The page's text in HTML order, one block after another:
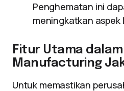
Penghematan ini
meningkatkan aspek
Fitur Utama
Manufacturing
Untuk memastikan